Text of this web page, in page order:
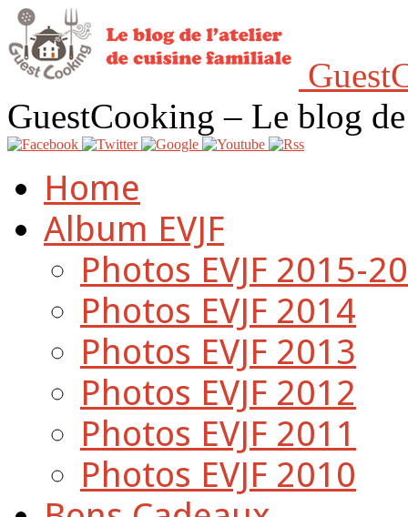
GuestCooking – Le blog
Home
Album EVJF
Photos EVJF 2015-
Photos EVJF 2014
Photos EVJF 2013
Photos EVJF 2012
Photos EVJF 2011
Photos EVJF 2010